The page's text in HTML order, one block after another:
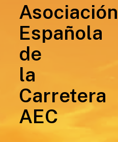
Asociación
Española
de
la
Carretera
AEC